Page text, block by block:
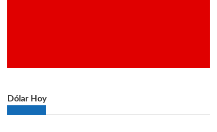
Dólar Hoy